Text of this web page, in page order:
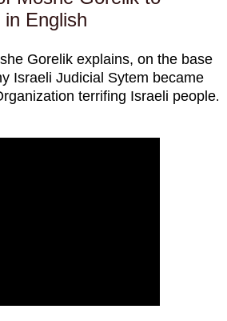
in English
Gorelik explains, on the base
Israeli Judicial Sytem became
terrifing Israeli people.